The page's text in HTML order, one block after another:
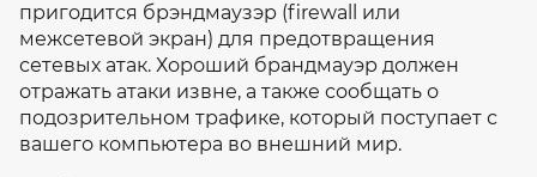
пригодится брэндмаузэр (firewall или
межсетевой экран) для предотвращения
сетевых атак. Хороший брандмауэр должен
отражать атаки извне, а также сообщать о
подозрительном трафике, который поступает с
вашего компьютера во внешний мир.